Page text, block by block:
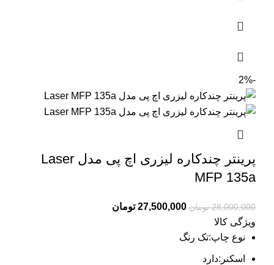
-2%
پرینتر چندکاره لیزری اچ پی مدل Laser
MFP 135a
28,000,000 تومان 27,500,000 تومان
ویژگی کالا
نوع چاپ:تک رنگ
اسکنر:دارد